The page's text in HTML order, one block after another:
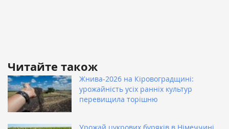
Читайте також
Жнива-2026 на Кіровоградщині:
урожайність усіх ранніх культур
перевищила торішню